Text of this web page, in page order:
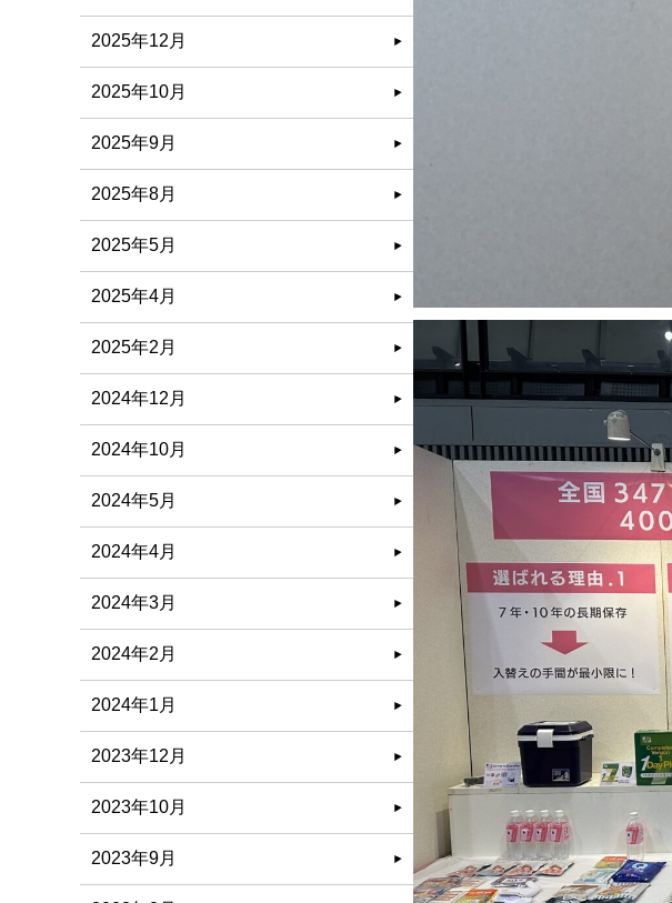
2025年12月
2025年10月
2025年9月
2025年8月
2025年5月
2025年4月
2025年2月
2024年12月
2024年10月
2024年5月
2024年4月
2024年3月
2024年2月
2024年1月
2023年12月
2023年10月
2023年9月